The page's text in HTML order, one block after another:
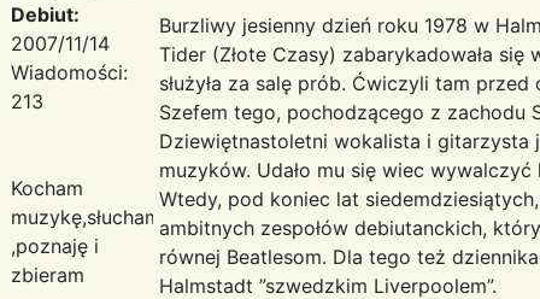
Debiut:
2007/11/14
Wiadomości:
213
Kocham
muzykę,słucham
,poznaję i
zbieram
Burzliwy jesienny dzień roku 1978 w
Tider (Złote Czasy) zabarykadowała
służyła za salę prób. Ćwiczyli tam
Szefem tego, pochodzącego z zachodu
Dziewiętnastoletni wokalista i gitarzysta
muzyków. Udało mu się wiec
Wtedy, pod koniec lat
ambitnych zespołów debiutanckich,
równej Beatlesom. Dla tego też
Halmstadt ”szwedzkim Liverpoolem”.